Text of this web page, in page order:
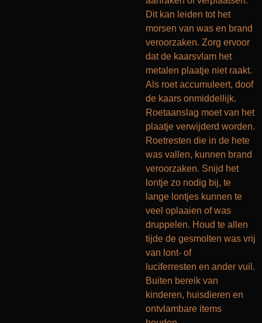
Dit kan leiden tot het
morsen van was en brand
veroorzaken. Zorg ervoor
dat de kaarsvlam het
metalen plaatje niet raakt.
Als roet accumuleert, doof
de kaars onmiddellijk.
Roetaanslag moet van het
plaatje verwijderd worden.
Roetresten die in de hete
was vallen, kunnen brand
veroorzaken. Snijd het
lontje zo nodig bij, te
lange lontjes kunnen te
veel oplaaien of was
druppelen. Houd te allen
tijde de gesmolten was vrij
van lont- of
luciferresten en ander vuil.
Buiten bereik van
kinderen, huisdieren en
ontvlambare items